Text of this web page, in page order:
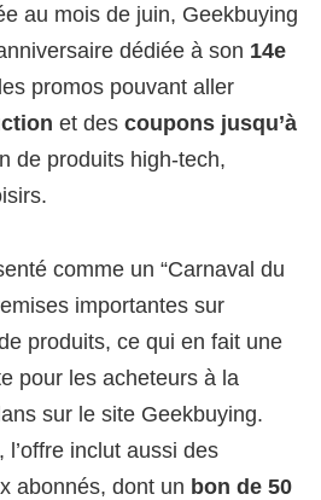
au mois de juin, Geekbuying
dédiée à son 14e
promos pouvant aller
et des coupons jusqu’à
de produits high-tech,
comme un “Carnaval du
importantes sur
produits, ce qui en fait une
pour les acheteurs à la
sur le site Geekbuying.
inclut aussi des
abonnés, dont un bon de 50